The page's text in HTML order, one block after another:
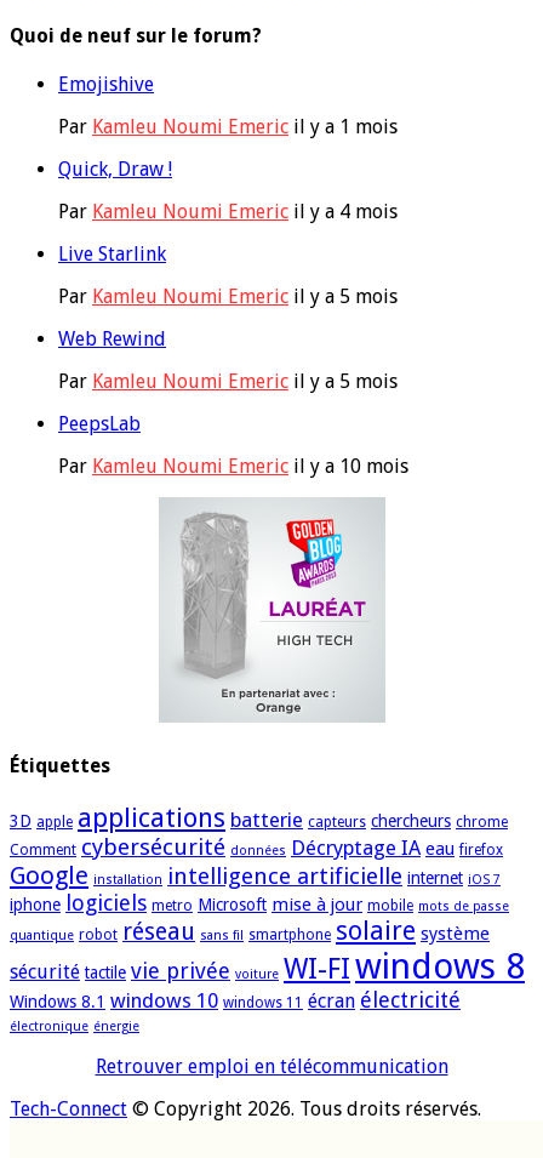
Quoi de neuf sur le forum?
Emojishive
Par Kamleu Noumi Emeric il y a 1 mois
Quick, Draw !
Par Kamleu Noumi Emeric il y a 4 mois
Live Starlink
Par Kamleu Noumi Emeric il y a 5 mois
Web Rewind
Par Kamleu Noumi Emeric il y a 5 mois
PeepsLab
Par Kamleu Noumi Emeric il y a 10 mois
Étiquettes
3D apple applications batterie capteurs chercheurs chrome
Comment cybersécurité données Décryptage IA eau firefox
Google installation intelligence artificielle internet iOS 7
iphone logiciels metro Microsoft mise à jour mobile mots de passe
quantique robot réseau sans fil smartphone solaire système
sécurité tactile vie privée voiture WI-FIwindows 8
Windows 8.1 windows 10 windows 11 écran électricité
électronique énergie
Retrouver emploi en télécommunication
Tech-Connect © Copyright 2026. Tous droits réservés.